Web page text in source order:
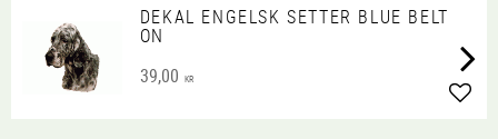
DEKAL ENGELSK SETTER BLUE BELT
ON
39,00 KR